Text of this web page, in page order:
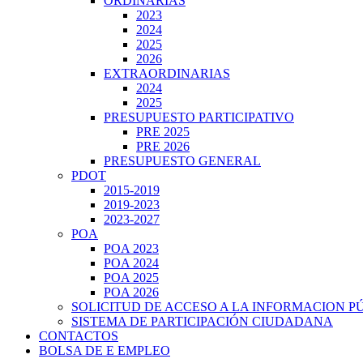
2023
2024
2025
2026
EXTRAORDINARIAS
2024
2025
PRESUPUESTO PARTICIPATIVO
PRE 2025
PRE 2026
PRESUPUESTO GENERAL
PDOT
2015-2019
2019-2023
2023-2027
POA
POA 2023
POA 2024
POA 2025
POA 2026
SOLICITUD DE ACCESO A LA INFORMACION
SISTEMA DE PARTICIPACIÓN CIUDADANA
CONTACTOS
BOLSA DE E EMPLEO